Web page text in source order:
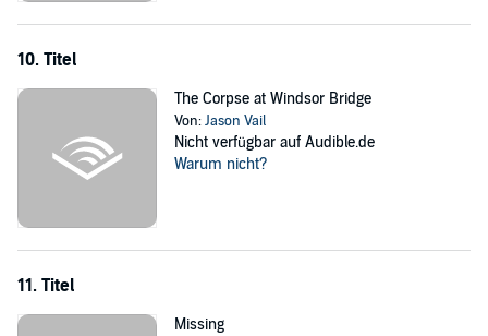
10. Titel
The Corpse at Windsor Bridge
Von:Jason Vail
Nicht verfügbar auf Audible.de
Warum nicht?
11. Titel
Missing